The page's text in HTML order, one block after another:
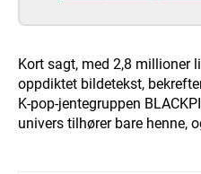
Kort sagt, med 2,8 millioner
oppdiktet bildetekst,
K-pop-jentegruppen
univers tilhører bare henne,